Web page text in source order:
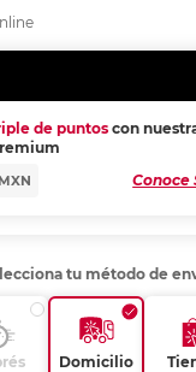
de puntos con
Conoce
tu método de
Domicilio